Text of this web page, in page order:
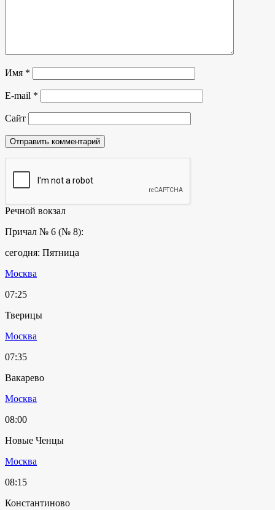
Имя *
E-mail *
Сайт
Речной вокзал
Причал № 6 (№ 8):
сегодня: Пятница
Москва
07:25
Тверицы
Москва
07:35
Вакарево
Москва
08:00
Новые Ченцы
Москва
08:15
Константиново